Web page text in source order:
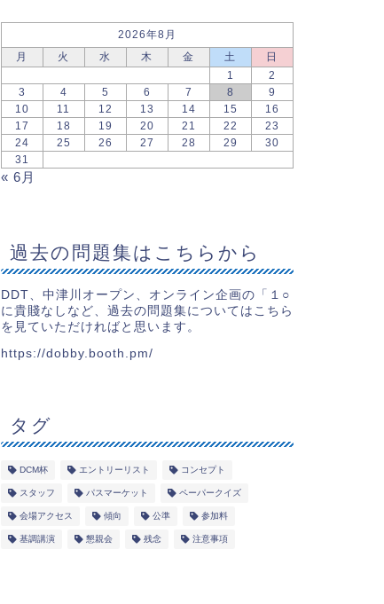
2026年8月
月
火 水 木 金 土
日
1
2
3
4 5 6 7 8
9
10
11 12 13 14 15
16
17
18 19 20 21 22
23
24
25 26 27 28 29
30
31
« 6月
過去の問題集はこちらから
DDT、中津川オープン、オンライン企画の「１○
に貴賤なしなど、過去の問題集についてはこちら
を見ていただければと思います。
https://dobby.booth.pm/
タグ
DCM杯 エントリーリスト コンセプト
スタッフ パスマーケット ペーパークイズ
会場アクセス 傾向 公準 参加料
基調講演 懇親会 残念 注意事項